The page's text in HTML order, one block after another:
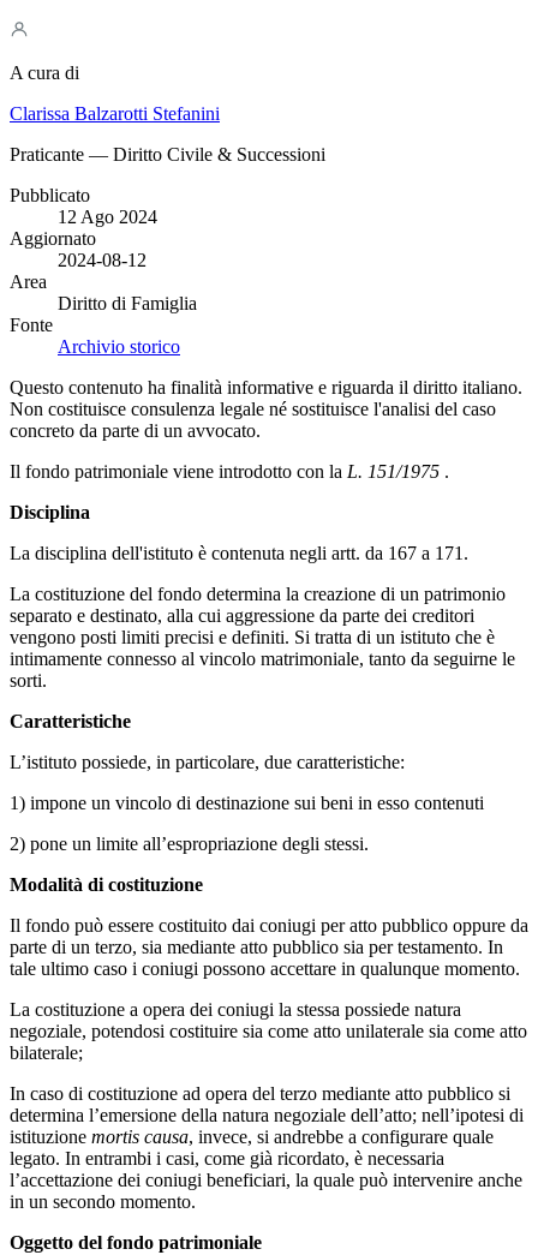
A cura di
Clarissa Balzarotti Stefanini
Praticante — Diritto Civile & Successioni
Pubblicato
12 Ago 2024
Aggiornato
2024-08-12
Area
Diritto di Famiglia
Fonte
Archivio storico
Questo contenuto ha finalità informative e riguarda il diritto italiano.
Non costituisce consulenza legale né sostituisce l'analisi del caso
concreto da parte di un avvocato.
Il fondo patrimoniale viene introdotto con la L. 151/1975 .
Disciplina
La disciplina dell'istituto è contenuta negli artt. da 167 a 171.
La costituzione del fondo determina la creazione di un patrimonio
separato e destinato, alla cui aggressione da parte dei creditori
vengono posti limiti precisi e definiti. Si tratta di un istituto che è
intimamente connesso al vincolo matrimoniale, tanto da seguirne le
sorti.
Caratteristiche
L’istituto possiede, in particolare, due caratteristiche:
1) impone un vincolo di destinazione sui beni in esso contenuti
2) pone un limite all’espropriazione degli stessi.
Modalità di costituzione
Il fondo può essere costituito dai coniugi per atto pubblico oppure da
parte di un terzo, sia mediante atto pubblico sia per testamento. In
tale ultimo caso i coniugi possono accettare in qualunque momento.
La costituzione a opera dei coniugi la stessa possiede natura
negoziale, potendosi costituire sia come atto unilaterale sia come atto
bilaterale;
In caso di costituzione ad opera del terzo mediante atto pubblico si
determina l’emersione della natura negoziale dell’atto; nell’ipotesi di
istituzione mortis causa, invece, si andrebbe a configurare quale
legato. In entrambi i casi, come già ricordato, è necessaria
l’accettazione dei coniugi beneficiari, la quale può intervenire anche
in un secondo momento.
Oggetto del fondo patrimoniale